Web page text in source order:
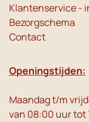
Klantenservice -
Bezorgschema
Contact
Openingstijden:
Maandag t/m
van 08:00 uur tot